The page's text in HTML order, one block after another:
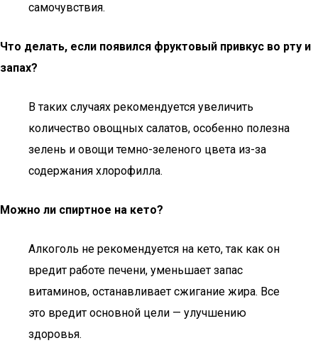
самочувствия.
Что делать, если появился фруктовый привкус во рту и
запах?
В таких случаях рекомендуется увеличить
количество овощных салатов, особенно полезна
зелень и овощи темно-зеленого цвета из-за
содержания хлорофилла.
Можно ли спиртное на кето?
Алкоголь не рекомендуется на кето, так как он
вредит работе печени, уменьшает запас
витаминов, останавливает сжигание жира. Все
это вредит основной цели — улучшению
здоровья.